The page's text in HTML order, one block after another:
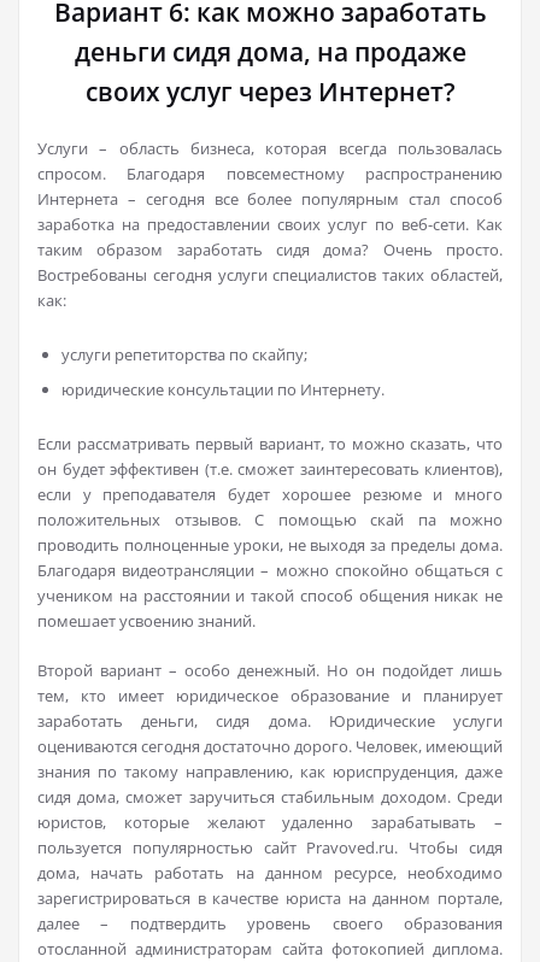
Вариант 6: как можно заработать
деньги сидя дома, на продаже
своих услуг через Интернет?
Услуги – область бизнеса, которая всегда пользовалась
спросом. Благодаря повсеместному распространению
Интернета – сегодня все более популярным стал способ
заработка на предоставлении своих услуг по веб-сети. Как
таким образом заработать сидя дома? Очень просто.
Востребованы сегодня услуги специалистов таких областей,
как:
услуги репетиторства по скайпу;
юридические консультации по Интернету.
Если рассматривать первый вариант, то можно сказать, что
он будет эффективен (т.е. сможет заинтересовать клиентов),
если у преподавателя будет хорошее резюме и много
положительных отзывов. C помощью скай па можно
проводить полноценные уроки, не выходя за пределы дома.
Благодаря видеотрансляции – можно спокойно общаться с
учеником на расстоянии и такой способ общения никак не
помешает усвоению знаний.
Второй вариант – особо денежный. Но он подойдет лишь
тем, кто имеет юридическое образование и планирует
заработать деньги, сидя дома. Юридические услуги
оцениваются сегодня достаточно дорого. Человек, имеющий
знания по такому направлению, как юриспруденция, даже
сидя дома, сможет заручиться стабильным доходом. Среди
юристов, которые желают удаленно зарабатывать –
пользуется популярностью сайт Pravoved.ru. Чтобы сидя
дома, начать работать на данном ресурсе, необходимо
зарегистрироваться в качестве юриста на данном портале,
далее – подтвердить уровень своего образования
отосланной администраторам сайта фотокопией диплома.